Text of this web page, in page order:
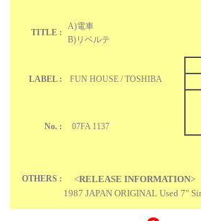
TITLE :
A)電車
B)リベルテ
LABEL : FUN HOUSE / TOSHIBA
No. :
07FA 1137
OTHERS : <RELEASE INFORMATION>
1987 JAPAN ORIGINAL Used 7"